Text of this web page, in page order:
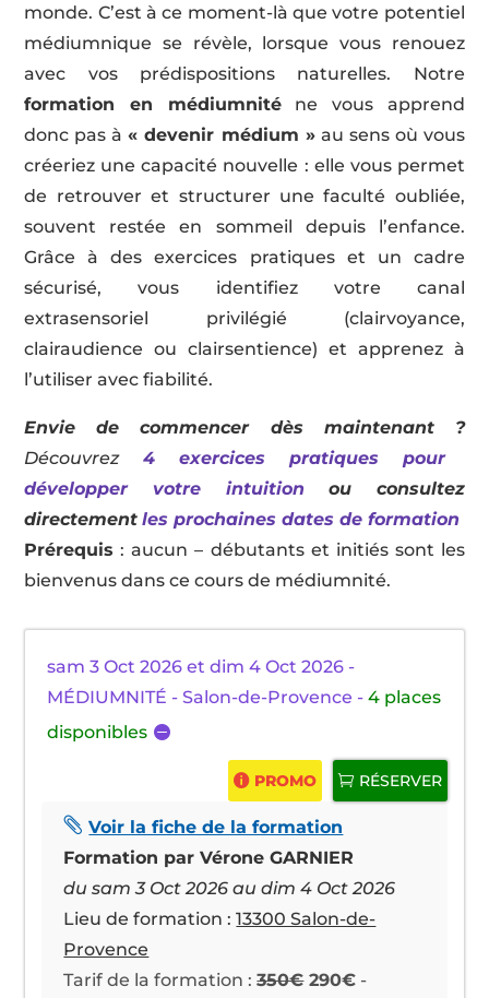
monde. C’est à ce moment-là que votre potentiel
médiumnique se révèle, lorsque vous renouez
avec vos prédispositions naturelles. Notre
formation en médiumniténe vous apprend
donc pas à« devenir médium »au sens où vous
créeriez une capacité nouvelle : elle vous permet
de retrouver et structurer une faculté oubliée,
souvent restée en sommeil depuis l’enfance.
Grâce à des exercices pratiques et un cadre
sécurisé, vous identifiez votre canal
extrasensoriel privilégié (clairvoyance,
clairaudience ou clairsentience) et apprenez à
l’utiliser avec fiabilité.
Envie de commencer dès maintenant ?
Découvrez 4 exercices pratiques pour
développer votre intuitionou consultez
directement les prochaines dates de formation
Prérequis : aucun – débutants et initiés sont les
bienvenus dans ce cours de médiumnité.
sam 3 Oct 2026 et dim 4 Oct 2026 -
MÉDIUMNITÉ - Salon-de-Provence -4 places
disponibles
RÉSERVER
PROMO
 Voir la fiche de la formation
Formation par Vérone GARNIER
du sam 3 Oct 2026 au dim 4 Oct 2026
Lieu de formation :13300 Salon-de-
Provence
Tarif de la formation :350€290€ -